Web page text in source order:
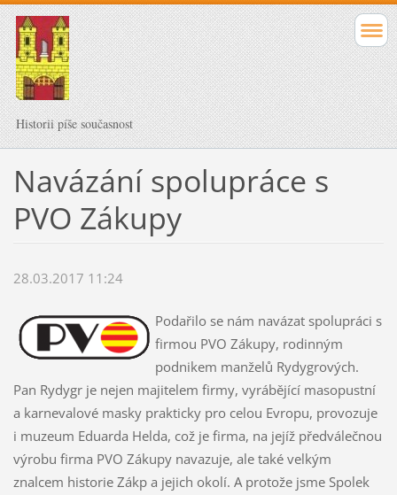
Historii píše současnost
Navázání spolupráce s
PVO Zákupy
28.03.2017 11:24
Podařilo se nám navázat spolupráci s
firmou PVO Zákupy, rodinným
podnikem manželů Rydygrových.
Pan Rydygr je nejen majitelem firmy, vyrábějící masopustní
a karnevalové masky prakticky pro celou Evropu, provozuje
i muzeum Eduarda Helda, což je firma, na jejíž předválečnou
výrobu firma PVO Zákupy navazuje, ale také velkým
znalcem historie Zákp a jejich okolí. A protože jsme Spolek